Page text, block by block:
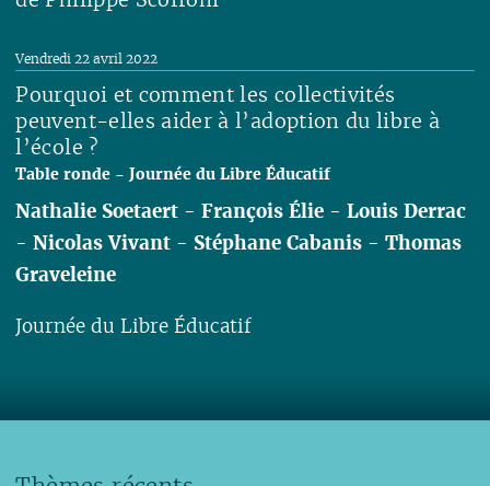
Pourquoi et comment les collectivités
peuvent-elles aider à l’adoption du libre à
l’école ?
Table ronde - Journée du Libre Éducatif
Vendredi 22 avril 2022
-François Élie -Louis Derrac
-Nicolas Vivant - Stéphane Cabanis -Thomas
Graveleine
Journée du Libre Éducatif